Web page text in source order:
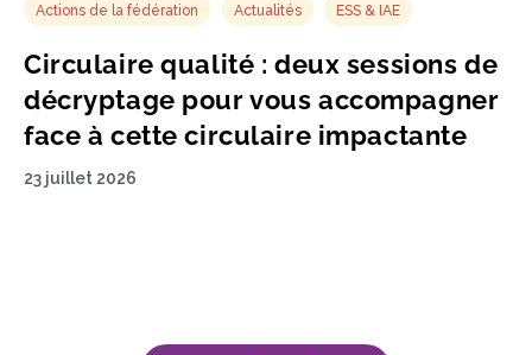
Actions de la fédération Actualités ESS & IAE
Circulaire qualité : deux sessions de
décryptage pour vous accompagner
face à cette circulaire impactante
23 juillet 2026